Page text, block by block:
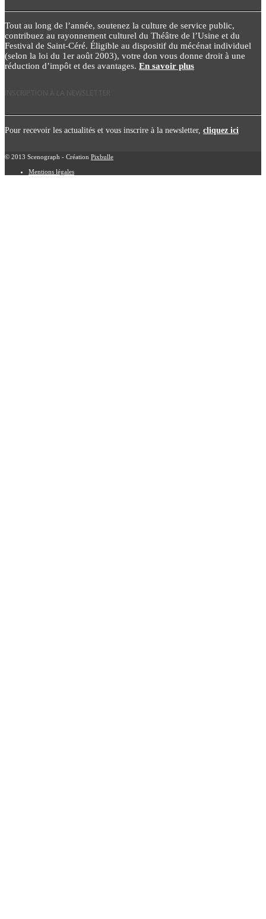
Tout au long de l’année, soutenez la culture de service public,
contribuez au rayonnement culturel du Théâtre de l’Usine et du
Festival de Saint-Céré. Éligible au dispositif du mécénat individuel
(selon la loi du 1er août 2003), votre don vous donne droit à une
réduction d’impôt et des avantages. En savoir plus
Pour recevoir les actualités et vous inscrire à la newsletter, cliquez ici
© 2013 Scenograph - Création Pixbulle
Mentions légales